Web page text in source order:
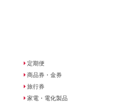
定期便
商品券・金券
旅行券
家電・電化製品